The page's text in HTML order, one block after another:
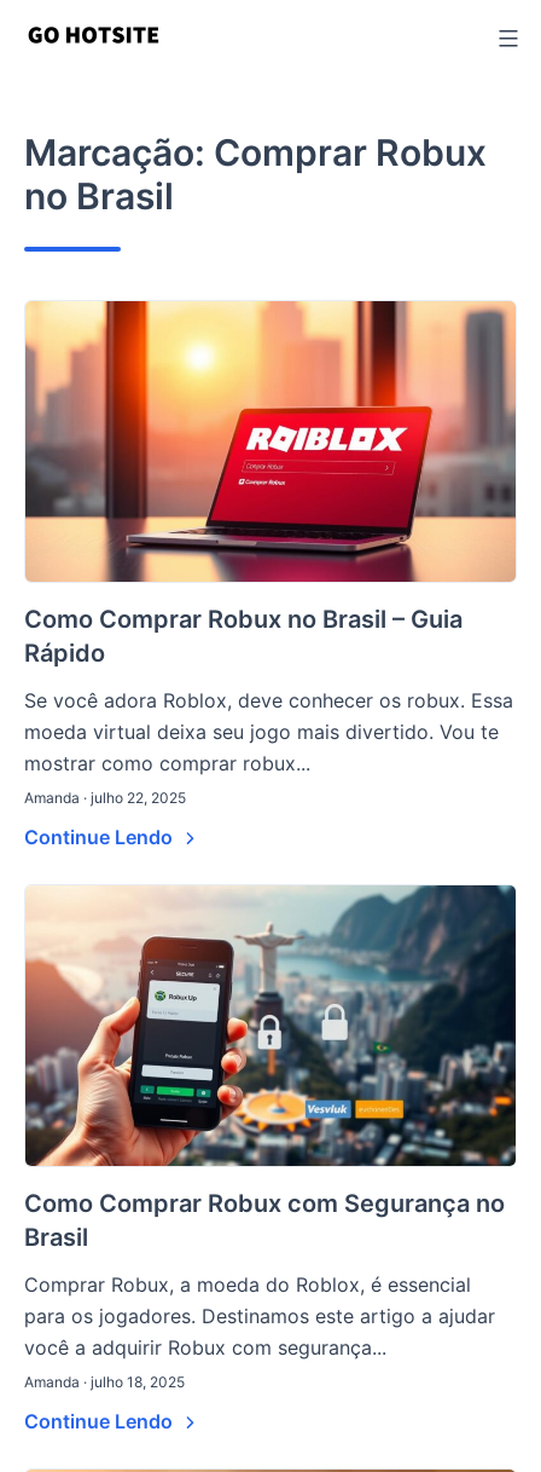
Marcação: Comprar Robux
no Brasil
Como Comprar Robux no Brasil – Guia
Rápido
Se você adora Roblox, deve conhecer os robux. Essa
moeda virtual deixa seu jogo mais divertido. Vou te
mostrar como comprar robux...
Amanda · julho 22, 2025
Continue Lendo
Como Comprar Robux com Segurança no
Brasil
Comprar Robux, a moeda do Roblox, é essencial
para os jogadores. Destinamos este artigo a ajudar
você a adquirir Robux com segurança...
Amanda · julho 18, 2025
Continue Lendo